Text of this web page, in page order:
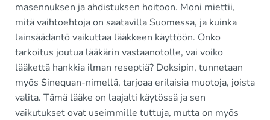
masennuksen ja ahdistuksen hoitoon. Moni miettii,
mitä vaihtoehtoja on saatavilla Suomessa, ja kuinka
lainsäädäntö vaikuttaa lääkkeen käyttöön. Onko
tarkoitus joutua lääkärin vastaanotolle, vai voiko
lääkettä hankkia ilman reseptiä? Doksipin, tunnetaan
myös Sinequan-nimellä, tarjoaa erilaisia muotoja, joista
valita. Tämä lääke on laajalti käytössä ja sen
vaikutukset ovat useimmille tuttuja, mutta on myös